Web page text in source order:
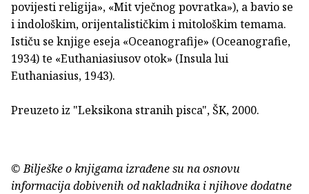
povijesti religija», «Mit vječnog povratka»), a bavio se
i indološkim, orijentalističkim i mitološkim temama.
Ističu se knjige eseja «Oceanografije» (Oceanografie,
1934) te «Euthaniasiusov otok» (Insula lui
Euthaniasius, 1943).
Preuzeto iz "Leksikona stranih pisca", ŠK, 2000.
© Bilješke o knjigama izrađene su na osnovu
informacija dobivenih od nakladnika i njihove dodatne